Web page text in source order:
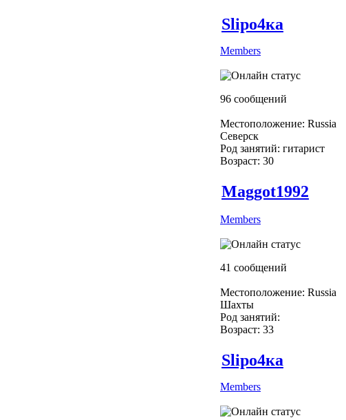
Slipо4ка
Members
96 сообщений
Местоположение: Russia
Северск
Род занятий: гитарист
Возраст: 30
Maggot1992
Members
41 сообщений
Местоположение: Russia
Шахты
Род занятий:
Возраст: 33
Slipо4ка
Members